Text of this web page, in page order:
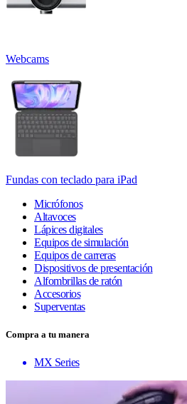
Webcams
Fundas con teclado para iPad
Micrófonos
Altavoces
Lápices digitales
Equipos de simulación
Equipos de carreras
Dispositivos de presentación
Alfombrillas de ratón
Accesorios
Superventas
Compra a tu manera
MX Series